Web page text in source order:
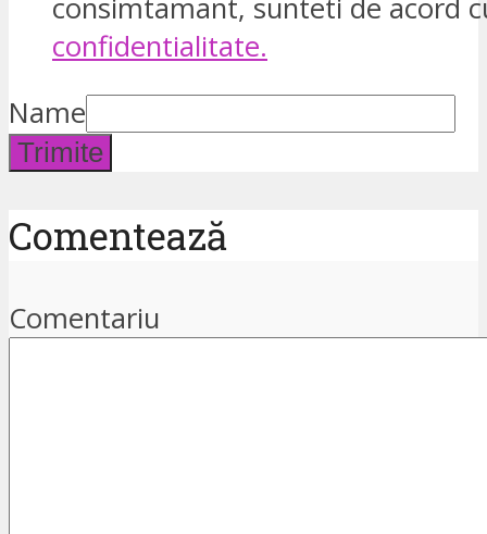
consimtamant, sunteti de acord
confidentialitate.
Name
Trimite
Comentează
Comentariu